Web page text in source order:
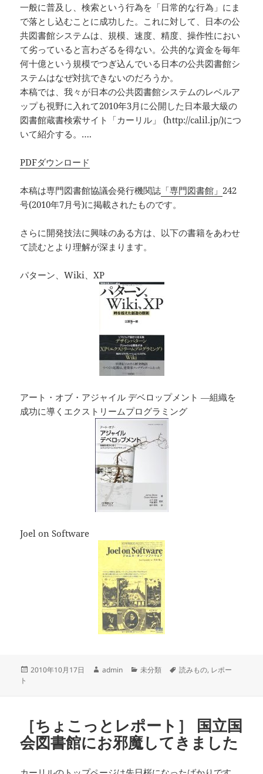
一般に普及し、検索という行為を「日常的な行為」にま
で落とし込むことに成功した。これに対して、日本の公
共図書館システムは、規模、速度、精度、操作性におい
て劣っていると言わざるを得ない。公共的な資金を毎年
何十億という規模でつぎ込んでいる日本の公共図書館シ
ステムはなぜ対抗できないのだろうか。
本稿では、我々が日本の公共図書館システムのレベルア
ップも視野に入れて2010年3月に公開した日本最大級の
図書館蔵書検索サイト「カーリル」 (http://calil.jp/)につ
いて紹介する。….
PDFダウンロード
本稿は専門図書館協議会発行機関誌 「専門図書館」242
号(2010年7月号)に掲載されたものです。
さらに開発技法に興味のある方は、以下の書籍をあわせ
て読むとより理解が深まります。
パターン、Wiki、XP
アート・オブ・アジャイル デベロップメント ―組織を
成功に導くエクストリームプログラミング
Joel on Software
投
2010年10月17日
作
admin
カ
未分類
タ
読みもの, レポー
ト
［ちょこっとレポート］ 国立国
会図書館にお邪魔してきました